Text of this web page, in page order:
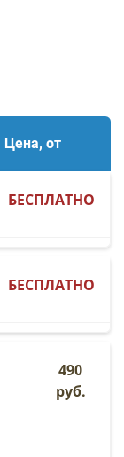
Цена, от
БЕСПЛАТНО
БЕСПЛАТНО
490
руб.